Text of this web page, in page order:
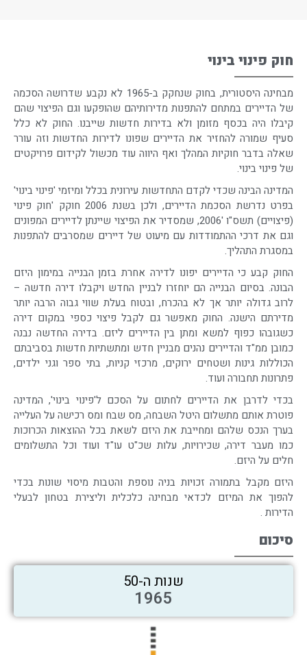
חוק פינוי בינוי
מבחינה היסטורית, בחוק שנחקק ב-1965 לא נקבע שדרושה הסכמה
של הדיירים במתחם להתפנות מדירותיהם שהופקעו וגם הפיצוי שהם
קיבלו היה בכסף מזומן ולא בדירות חדשות שייבנו. החוק לא כלל
סעיף שמורה להחזיר את הדיירים שפונו לדירות החדשות וזה עורר
שאלה בדבר חוקיות המהלך ואף היווה עוד מכשול לקידום פרויקטים
של פינוי בינוי.
המדינה הבינה שכדי לקדם התחדשות עירונית בכלל ומיזמי 'פינוי בינוי'
בפרט נדרשת הסכמת הדיירים, ולכן בשנת 2006 חוקק 'חוק פינוי
(פיצויים) תשס"ו '2006, שמסדיר את הפיצוי שיינתן לדיירים המפונים
וגם את דרכי ההתמודדות עם מיעוט של דיירים שמסרבים להתפנות
במסגרת התהליך.
החוק קבע כי הדיירים יפונו לדירה אחרת בזמן הבנייה במימון היזם
הבונה. בסיום הבנייה הם יוחזרו לבניין החדש ויקבלו דירה חדשה –
לרוב גדולה יותר אך לא בהכרח, ובטוח בעלת שווי גבוה הרבה יותר
מדירתם הישנה. החוק מאפשר גם לקבל פיצוי כספי במקום דירה
כשגובהו כפוף למשא ומתן בין הדיירים ליזם. בדירה החדשה נבנה
כמובן ממ"ד והדיירים נהנים מבניין חדש ומתשתיות חדשות בסביבתם
הכוללות גינות ושטחים ירוקים, מרכזי קניות, בתי ספר וגני ילדים,
פתרונות תחבורה ועוד.
בכדי לדרבן את הדיירים לחתום על הסכם ל'פינוי בינוי', המדינה
פוטרת אותם מתשלום היטל השבחה, מס שבח ומס רכישה על העלייה
בערך הנכס שלהם ומחייבת את היזם לשאת בכל ההוצאות הכרוכות
כמו מעבר דירה, שכירויות, עלות שכ"ט עו"ד ועוד וכל התשלומים
חלים על היזם.
היזם מקבל בתמורה זכויות בניה נוספת והטבות מיסוי שונות בכדי
להפוך את המיזם לכדאי מבחינה כלכלית וליצירת בטחון לבעלי
הדירות .
סיכום
שנות ה-50
1965